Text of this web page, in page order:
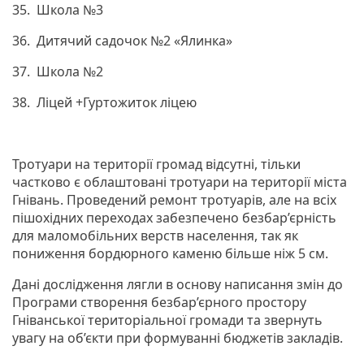
35. Школа №3
36. Дитячий садочок №2 «Ялинка»
37. Школа №2
38. Ліцей +Гуртожиток ліцею
Тротуари на території громад відсутні, тільки
частково є облаштовані тротуари на території міста
Гнівань. Проведений ремонт тротуарів, але на всіх
пішохідних переходах забезпечено безбар’єрність
для маломобільних верств населення, так як
пониження бордюрного каменю більше ніж 5 см.
Дані дослідження лягли в основу написання змін до
Програми створення безбар’єрного простору
Гніванської територіальної громади та звернуть
увагу на об’єкти при формуванні бюджетів закладів.